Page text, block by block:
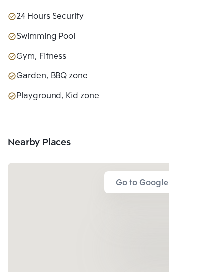
24 Hours Security
Swimming Pool
Gym, Fitness
Garden, BBQ zone
Playground, Kid zone
Nearby Places
Go to Google Map